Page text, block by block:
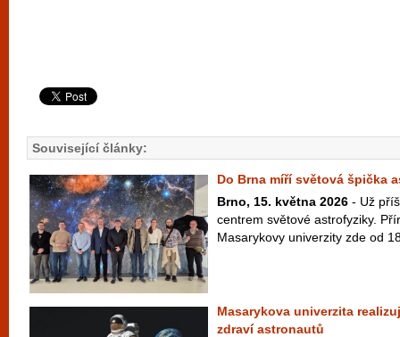
Související články:
Do Brna míří světová špička
Brno, 15. května 2026 - Už
centrem světové astrofyziky.
Masarykovy univerzity zde od
Masarykova univerzita
zdraví astronautů